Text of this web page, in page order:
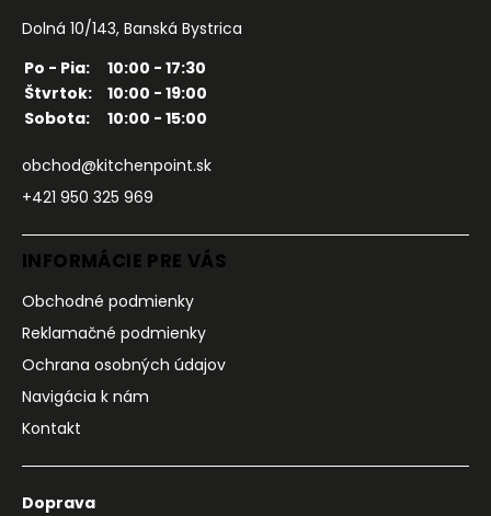
Dolná 10/143, Banská Bystrica
Po - Pia:
10:00 - 17:30
Štvrtok:
10:00 - 19:00
Sobota:
10:00 - 15:00
obchod@kitchenpoint.sk
+421 950 325 969
INFORMÁCIE PRE VÁS
Obchodné podmienky
Reklamačné podmienky
Ochrana osobných údajov
Navigácia k nám
Kontakt
Doprava